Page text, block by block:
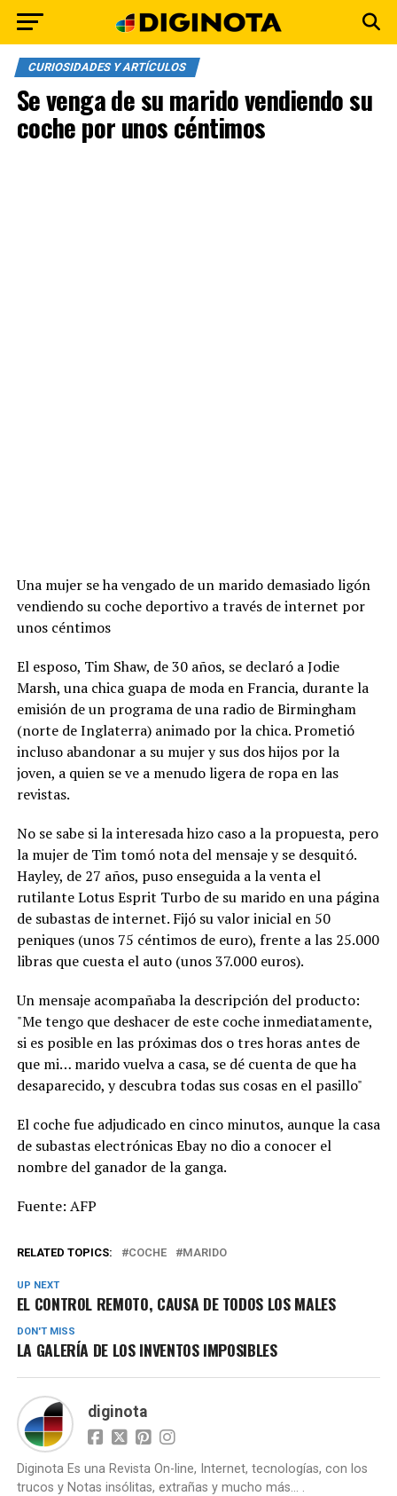
CURIOSIDADES Y ARTÍCULOS
Se venga de su marido vendiendo su
coche por unos céntimos
Una mujer se ha vengado de un marido demasiado ligón
vendiendo su coche deportivo a través de internet por
unos céntimos
El esposo, Tim Shaw, de 30 años, se declaró a Jodie
Marsh, una chica guapa de moda en Francia, durante la
emisión de un programa de una radio de Birmingham
(norte de Inglaterra) animado por la chica. Prometió
incluso abandonar a su mujer y sus dos hijos por la
joven, a quien se ve a menudo ligera de ropa en las
revistas.
No se sabe si la interesada hizo caso a la propuesta, pero
la mujer de Tim tomó nota del mensaje y se desquitó.
Hayley, de 27 años, puso enseguida a la venta el
rutilante Lotus Esprit Turbo de su marido en una página
de subastas de internet. Fijó su valor inicial en 50
peniques (unos 75 céntimos de euro), frente a las 25.000
libras que cuesta el auto (unos 37.000 euros).
Un mensaje acompañaba la descripción del producto:
"Me tengo que deshacer de este coche inmediatamente,
si es posible en las próximas dos o tres horas antes de
que mi… marido vuelva a casa, se dé cuenta de que ha
desaparecido, y descubra todas sus cosas en el pasillo"
El coche fue adjudicado en cinco minutos, aunque la casa
de subastas electrónicas Ebay no dio a conocer el
nombre del ganador de la ganga.
Fuente: AFP
RELATED TOPICS: COCHE MARIDO
UP NEXT
EL CONTROL REMOTO, CAUSA DE TODOS LOS MALES
DON'T MISS
LA GALERÍA DE LOS INVENTOS IMPOSIBLES
diginota
Diginota Es una Revista On-line, Internet, tecnologías, con los
trucos y Notas insólitas, extrañas y mucho más... .